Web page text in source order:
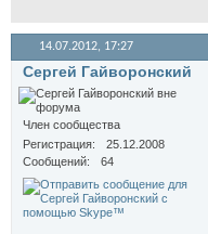
14.07.2012, 17:27
Сергей Гайворонский
Член сообщества
Регистрация
25.12.2008
Сообщений
64